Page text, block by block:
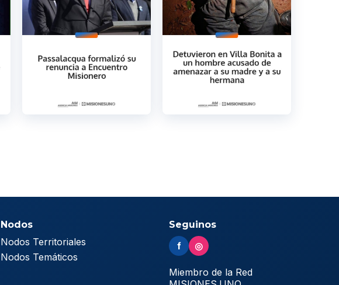
Nodos
Nodos Territoriales
Nodos Temáticos
Seguinos
f ◎
Miembro de la Red